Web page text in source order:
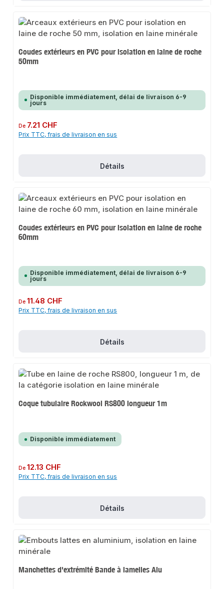
Coudes extérieurs en PVC pour isolation en laine de roche
50mm
Disponible immédiatement, délai de livraison 6-9
jours
Prix régulier :
De 7.21 CHF
Prix TTC, frais de livraison en sus
Détails
Coudes extérieurs en PVC pour isolation en laine de roche
60mm
Disponible immédiatement, délai de livraison 6-9
jours
Prix régulier :
De11.48 CHF
Prix TTC, frais de livraison en sus
Détails
Coque tubulaire Rockwool RS800 longueur 1m
Disponible immédiatement
Prix régulier :
De12.13 CHF
Prix TTC, frais de livraison en sus
Détails
Manchettes d'extrémité Bande à lamelles Alu